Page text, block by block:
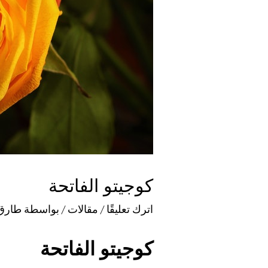
كوجيتو الفاتحة
اترك تعليقًا / مقالات/ بواسطة
كوجيتو الفاتحة